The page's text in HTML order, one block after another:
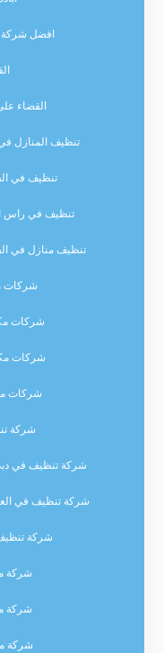
افضل
القضاء
تنظيف المنازل
تنظيف في
تنظيف في راس
تنظيف منازل في
شركات
شركات
شركات
شركات
شركة
شركة تنظيف في
شركة تنظيف في
شركة
شركة
شركة
شركة